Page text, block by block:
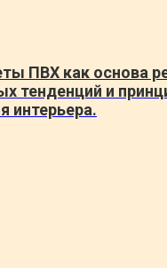
ПВХ как основа
тенденций и
интерьера.